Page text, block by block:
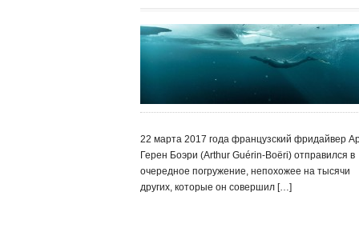
22 марта 2017 года французский фридайвер
Герен Боэри (Arthur Guérin-Boëri) отправился в
очередное погружение, непохожее на тысячи
других, которые он совершил […]